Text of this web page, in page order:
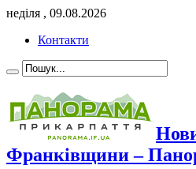
неділя , 09.08.2026
Контакти
Франківщини –